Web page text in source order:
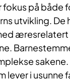
fokus på både
utvikling. De
æresrelatert
lever i usunne